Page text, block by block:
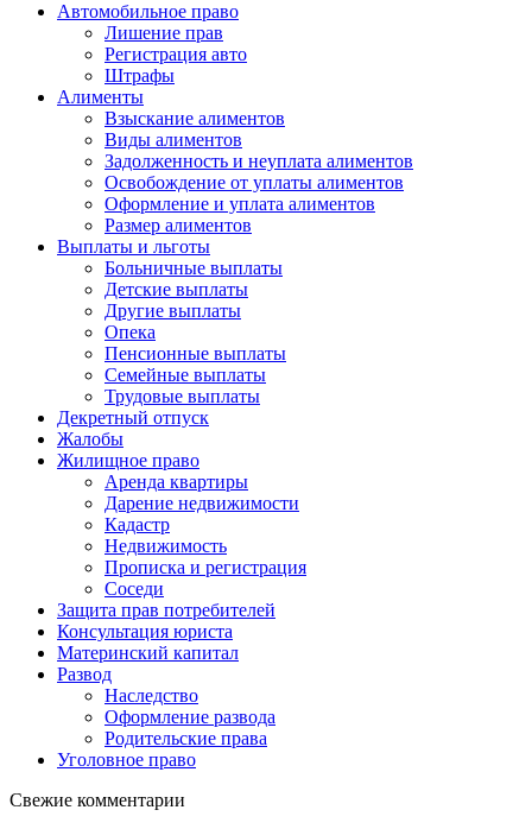
Автомобильное право
Лишение прав
Регистрация авто
Штрафы
Алименты
Взыскание алиментов
Виды алиментов
Задолженность и неуплата алиментов
Освобождение от уплаты алиментов
Оформление и уплата алиментов
Размер алиментов
Выплаты и льготы
Больничные выплаты
Детские выплаты
Другие выплаты
Опека
Пенсионные выплаты
Семейные выплаты
Трудовые выплаты
Декретный отпуск
Жалобы
Жилищное право
Аренда квартиры
Дарение недвижимости
Кадастр
Недвижимость
Прописка и регистрация
Соседи
Защита прав потребителей
Консультация юриста
Материнский капитал
Развод
Наследство
Оформление развода
Родительские права
Уголовное право
Свежие комментарии